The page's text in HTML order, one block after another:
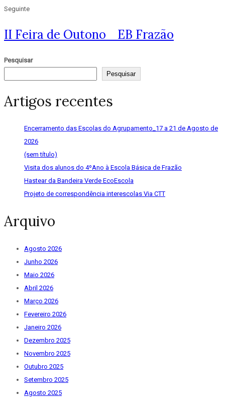
Seguinte
II Feira de Outono_ EB Frazão
Pesquisar
Pesquisar
Artigos recentes
Encerramento das Escolas do Agrupamento_17 a 21 de Agosto de
2026
(sem título)
Visita dos alunos do 4ºAno à Escola Básica de Frazão
Hastear da Bandeira Verde EcoEscola
Projeto de correspondência interescolas Via CTT
Arquivo
Agosto 2026
Junho 2026
Maio 2026
Abril 2026
Março 2026
Fevereiro 2026
Janeiro 2026
Dezembro 2025
Novembro 2025
Outubro 2025
Setembro 2025
Agosto 2025